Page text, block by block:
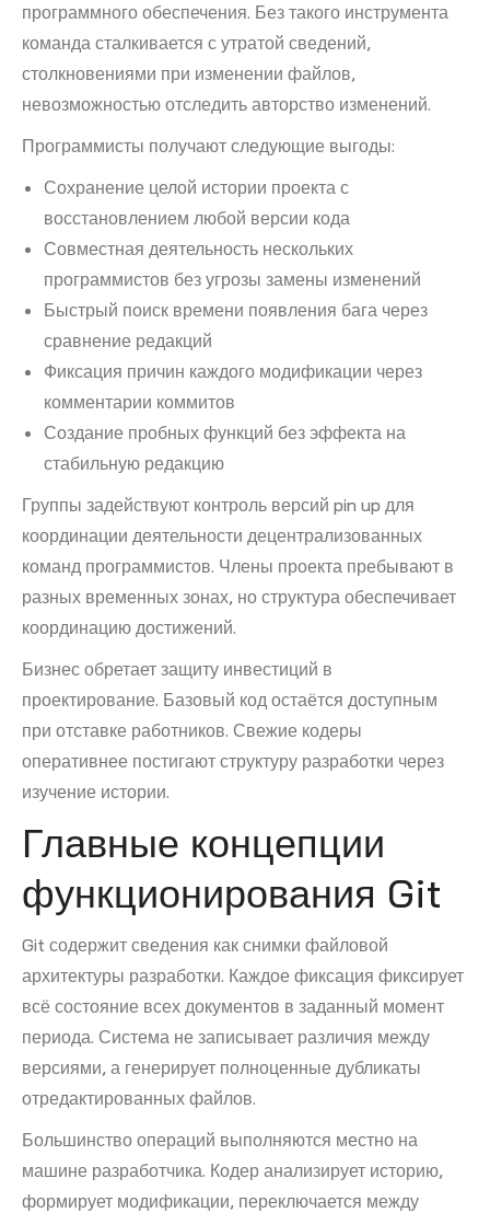
программного обеспечения. Без такого инструмента
команда сталкивается с утратой сведений,
столкновениями при изменении файлов,
невозможностью отследить авторство изменений.
Программисты получают следующие выгоды:
Сохранение целой истории проекта с
восстановлением любой версии кода
Совместная деятельность нескольких
программистов без угрозы замены изменений
Быстрый поиск времени появления бага через
сравнение редакций
Фиксация причин каждого модификации через
комментарии коммитов
Создание пробных функций без эффекта на
стабильную редакцию
Группы задействуют контроль версий pin up для
координации деятельности децентрализованных
команд программистов. Члены проекта пребывают в
разных временных зонах, но структура обеспечивает
координацию достижений.
Бизнес обретает защиту инвестиций в
проектирование. Базовый код остаётся доступным
при отставке работников. Свежие кодеры
оперативнее постигают структуру разработки через
изучение истории.
Главные концепции
функционирования Git
Git содержит сведения как снимки файловой
архитектуры разработки. Каждое фиксация фиксирует
всё состояние всех документов в заданный момент
периода. Система не записывает различия между
версиями, а генерирует полноценные дубликаты
отредактированных файлов.
Большинство операций выполняются местно на
машине разработчика. Кодер анализирует историю,
формирует модификации, переключается между